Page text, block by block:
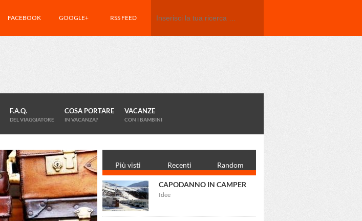
FACEBOOK GOOGLE+ RSS FEED
F.A.Q.
DEL VIAGGIATORE
COSA PORTARE
IN VACANZA?
VACANZE
CON I BAMBINI
Più visti Recenti Random
CAPODANNO IN CAMPER
Idee